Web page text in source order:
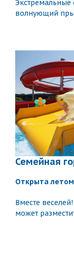
волнующий
Семейная
Открыта
Вместе
может